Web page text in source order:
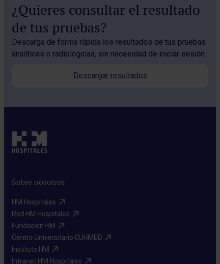
¿Quieres consultar el resultado
de tus pruebas?
Descarga de forma rápida los resultados de tus pruebas
analíticas o radiológicas, sin necesidad de iniciar sesión.
Descargar resultados
Sobre nosotros
HM Hospitales​
Red HM Hospitales​
Fundación HM​
Centro Universitario CUHMED​
Instituto HM​
Intranet HM Hospitales​